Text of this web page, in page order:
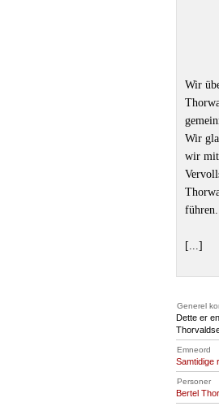
Wir
Wir
wir mit
führen.
[...]
Generel
Dette er
Emneord
Samtidige
Personer
Bertel